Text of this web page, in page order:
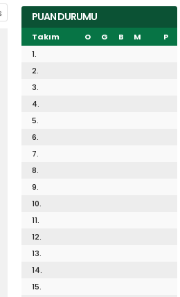
PUAN DURUMU
Takım O G B M
P
1.
2.
3.
4.
5.
6.
7.
8.
9.
10.
11.
12.
13.
14.
15.